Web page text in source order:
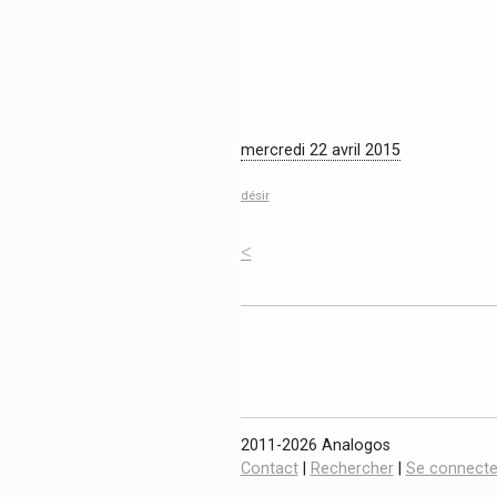
mercredi 22 avril 2015
désir
<
2011-2026 Analogos
Contact| Rechercher| Se